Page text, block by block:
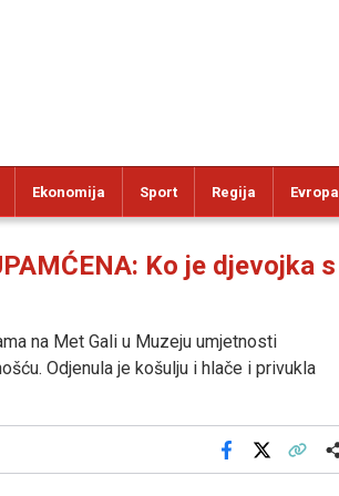
Ekonomija Sport Regija Evropa
Ko je djevojka s
na Met Gali u Muzeju umjetnosti
Odjenula je košulju i hlače i privukla
Facebook